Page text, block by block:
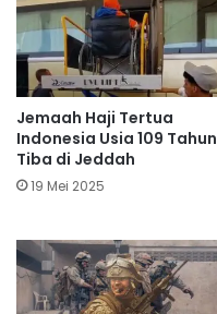
Jemaah Haji Tertua
Indonesia Usia 109 Tahun
Tiba di Jeddah
19 Mei 2025